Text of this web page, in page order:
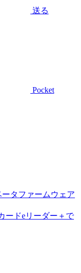
送る
Pocket
ータファームウェア
ードeリーダー＋で